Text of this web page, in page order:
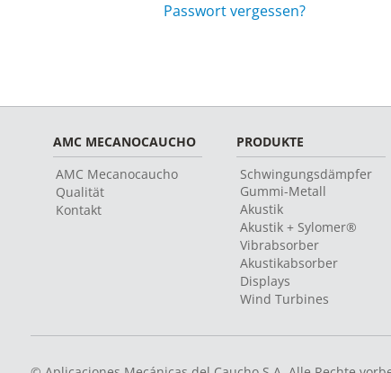
Passwort vergessen?
AMC MECANOCAUCHO
AMC Mecanocaucho
Qualität
Kontakt
PRODUKTE
Schwingungsdämpfer
Gummi-Metall
Akustik
Akustik + Sylomer®
Vibrabsorber
Akustikabsorber
Displays
Wind Turbines